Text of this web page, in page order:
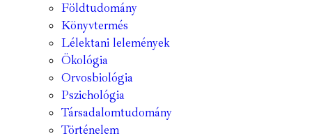
Földtudomány
Könyvtermés
Lélektani lelemények
Ökológia
Orvosbiológia
Pszichológia
Társadalomtudomány
Történelem